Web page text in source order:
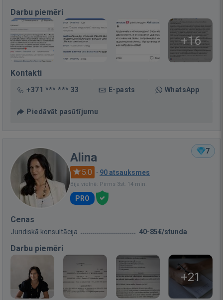
Darbu piemēri
+16
Kontakti
+371 *** *** 33 E-pasts WhatsApp
Piedāvāt pasūtījumu
7
Alina
5.0 · 90 atsauksmes
Bija vietnē: Pirms 3st. 14 min.
PRO
Cenas
Juridiskā konsultācija 40-85€/stunda
Darbu piemēri
+21